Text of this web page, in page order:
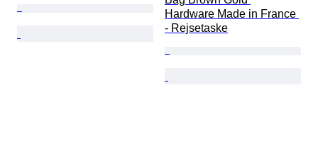
Hardware Made in France
- Rejsetaske